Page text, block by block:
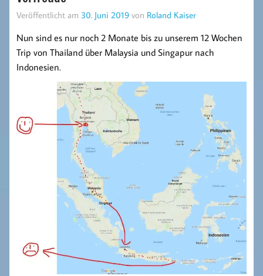
Veröffentlicht am 30. Juni 2019 von Roland Kaiser
Nun sind es nur noch 2 Monate bis zu unserem 12 Wochen
Trip von Thailand über Malaysia und Singapur nach
Indonesien.